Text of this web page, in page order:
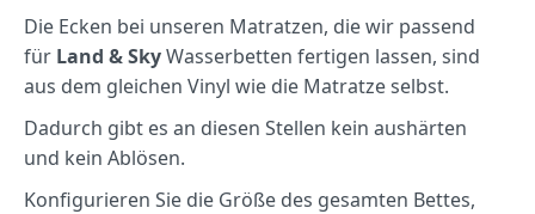
Die Ecken bei unseren Matratzen, die wir passend
für Land & SkyWasserbetten fertigen lassen, sind
aus dem gleichen Vinyl wie die Matratze selbst.
Dadurch gibt es an diesen Stellen kein aushärten
und kein Ablösen.
Konfigurieren Sie die Größe des gesamten Bettes,